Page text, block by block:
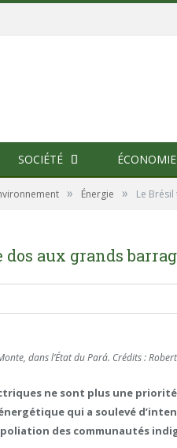
SOCIÉTÉ ÉCONOMIE
» Énergie » Le
aux grands
dans l’État du Pará. Crédits :
ne sont plus une
qui a soulevé
des communautés